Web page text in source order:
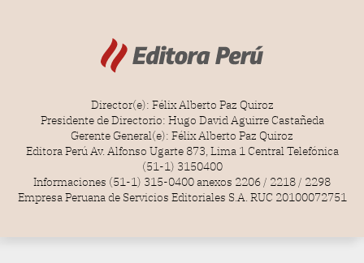
Director(e): Félix Alberto Paz Quiroz
Presidente de Directorio: Hugo David Aguirre Castañeda
Gerente General(e): Félix Alberto Paz Quiroz
Editora Perú Av. Alfonso Ugarte 873, Lima 1 Central Telefónica
(51-1) 3150400
Informaciones (51-1) 315-0400 anexos 2206 / 2218 / 2298
Empresa Peruana de Servicios Editoriales S.A. RUC 20100072751